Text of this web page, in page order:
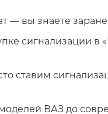
— вы знаете
сигнализации в
ставим
ВАЗ до